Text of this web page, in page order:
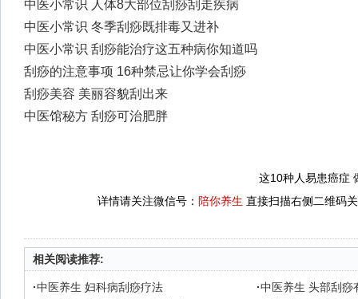
中医小常识 人体8大部位刮痧刮走疾病
中医小常识 冬季刮痧既排毒又进补
中医小常识 刮痧能治疗这五种病你知道吗
刮痧的注意事项 16种禁忌让你学会刮痧
刮痧美容 美丽容貌刮出来
中医馆秘方 刮痧可治肥胖
这10种人易患癌症
详情请关注微信号： 陪你养生 直接扫描右侧二维码
相关阅读推荐:
·中医养生 妇科病刮痧疗法 ·中医养生 头部刮痧